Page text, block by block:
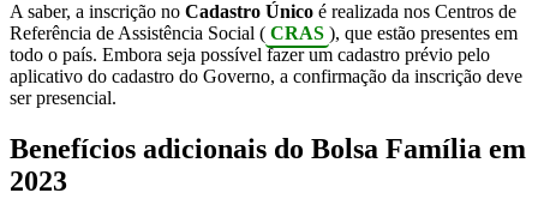
A saber, a inscrição no Cadastro Único é realizada nos Centros de
Referência de Assistência Social ( CRAS ), que estão presentes em
todo o país. Embora seja possível fazer um cadastro prévio pelo
aplicativo do cadastro do Governo, a confirmação da inscrição deve
ser presencial.
Benefícios adicionais do Bolsa Família em
2023